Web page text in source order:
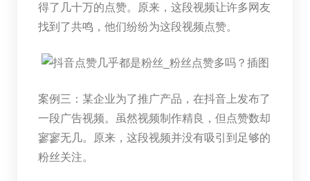
得了几十万的点赞。原来，这段视频让许多网友
找到了共鸣，他们纷纷为这段视频点赞。
案例三：某企业为了推广产品，在抖音上发布了
一段广告视频。虽然视频制作精良，但点赞数却
寥寥无几。原来，这段视频并没有吸引到足够的
粉丝关注。